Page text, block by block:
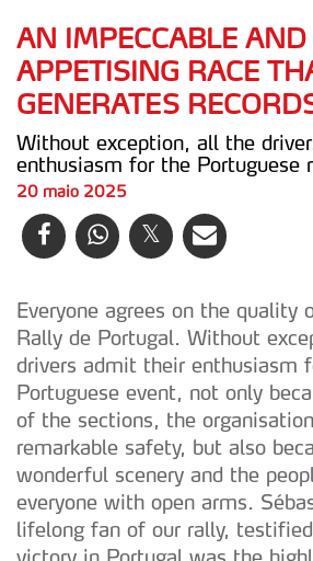
AN IMPECCABLE AND
APPETISING RACE
GENERATES
Without exception, all the
enthusiasm for the Portuguese
20 maio 2025
Everyone agrees on the quality
Rally de Portugal. Without
drivers admit their enthusiasm
Portuguese event, not only
of the sections, the
remarkable safety, but also
wonderful scenery and the
everyone with open arms.
lifelong fan of our rally,